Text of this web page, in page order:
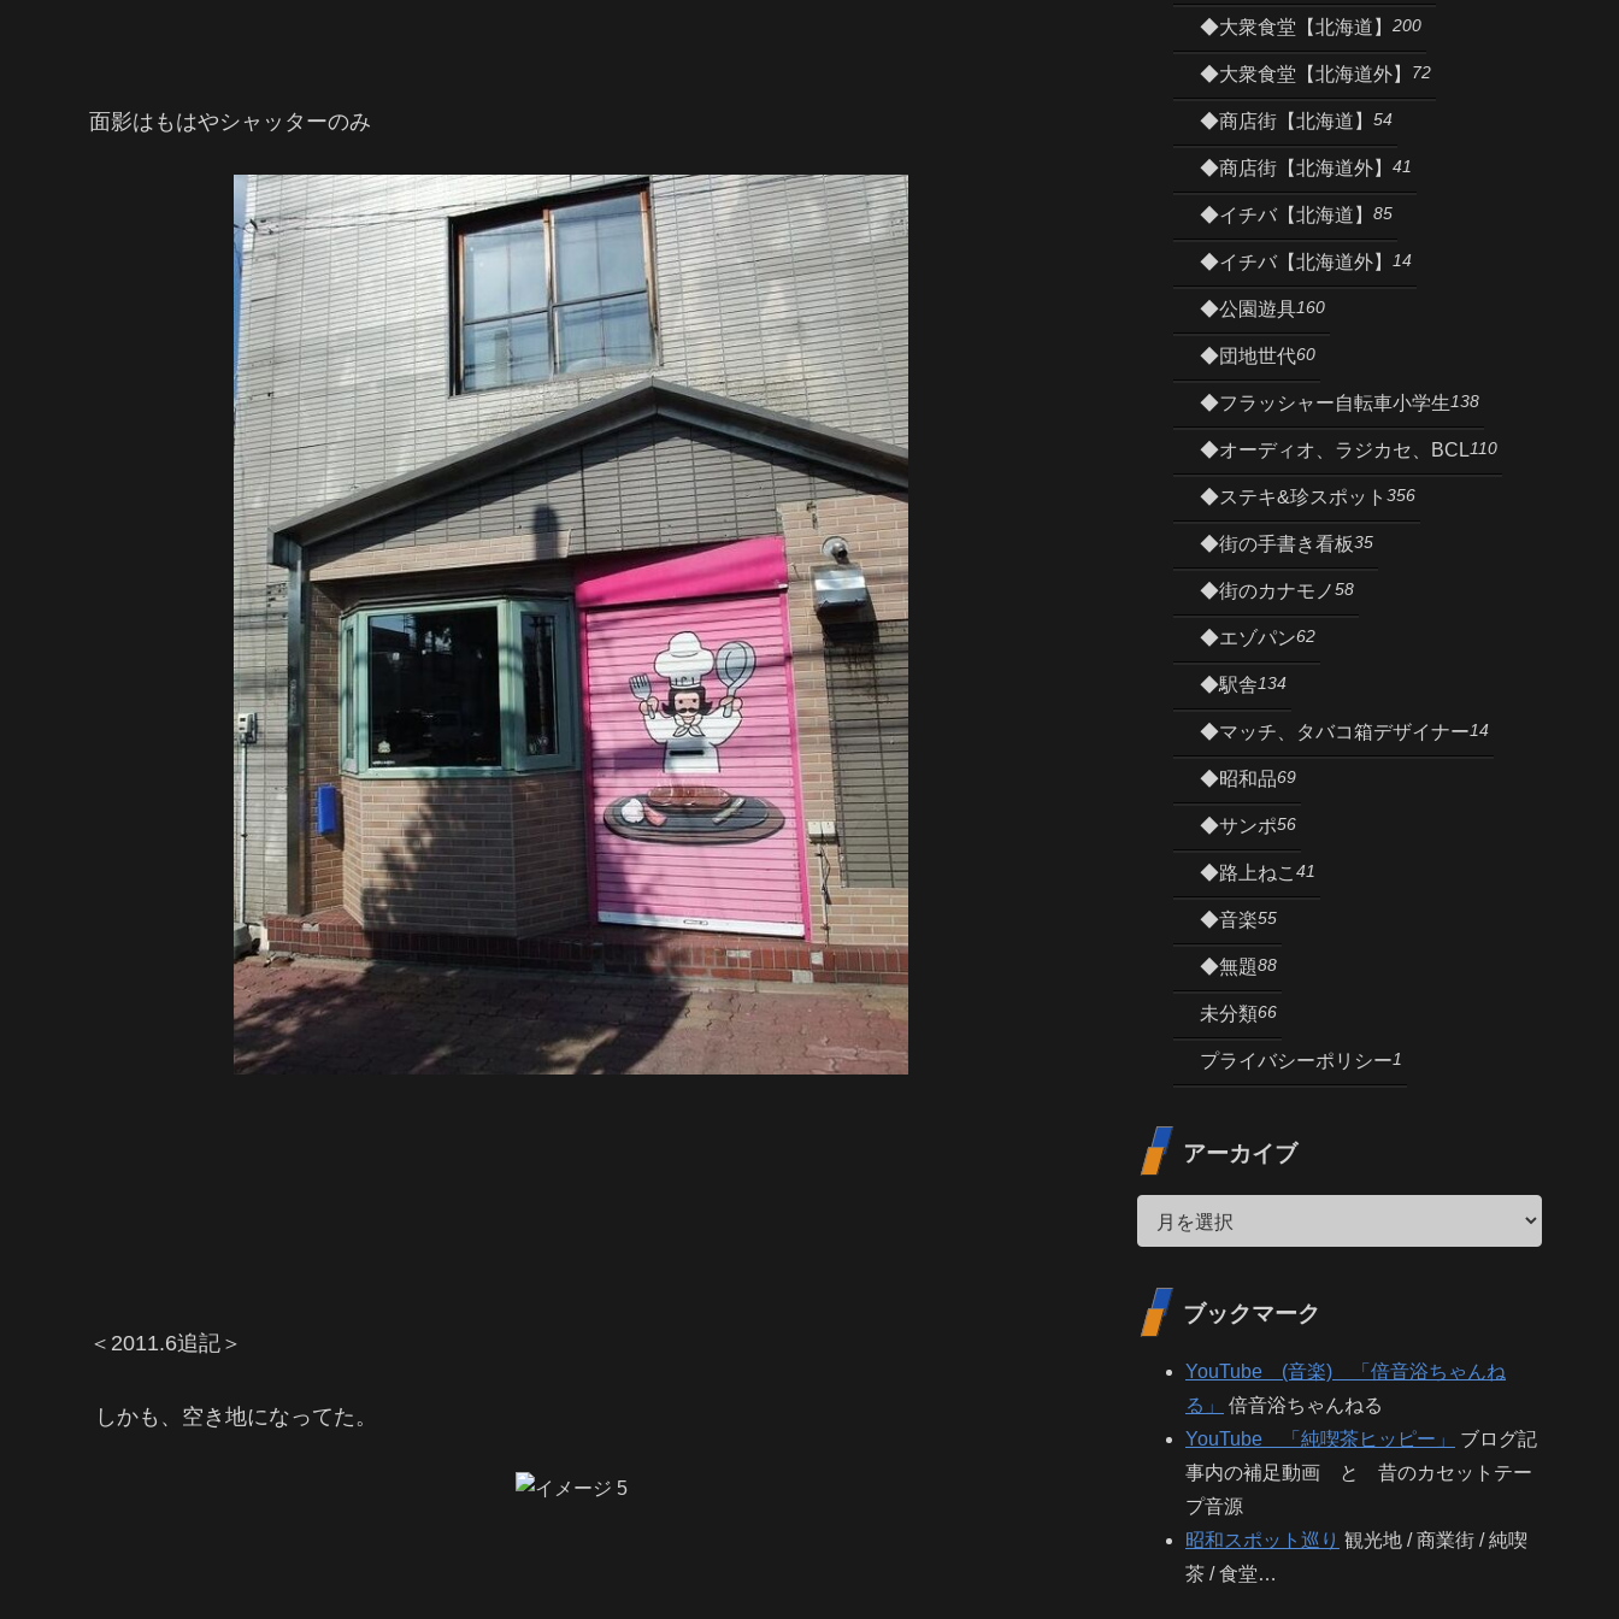
面影はもはやシャッターのみ
＜2011.6追記＞
しかも、空き地になってた。
◆大衆食堂【北海道】 200
◆大衆食堂【北海道外】 72
◆商店街【北海道】 54
◆商店街【北海道外】 41
◆イチバ【北海道】 85
◆イチバ【北海道外】 14
◆公園遊具160
◆団地世代60
◆フラッシャー自転車小学生138
◆オーディオ、ラジカセ、BCL110
◆ステキ&珍スポット 356
◆街の手書き看板35
◆街のカナモノ58
◆エゾパン62
◆駅舎134
◆マッチ、タバコ箱デザイナー14
◆昭和品69
◆サンポ56
◆路上ねこ 41
◆音楽55
◆無題88
未分類66
プライバシーポリシー1
アーカイブ
ブックマーク
YouTube (音楽) 「倍音浴ちゃんね
る」
倍音浴ちゃんねる
YouTube 「純喫茶ヒッピー」
ブログ記
事内の補足動画 と 昔のカセットテー
プ音源
昭和スポット巡り 観光地 / 商業街 / 純喫
茶 / 食堂…